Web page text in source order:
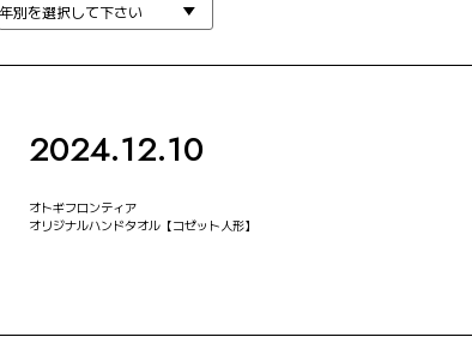
2024.12.10
オトギフロンティア
オリジナルハンドタオル【コゼット人形】